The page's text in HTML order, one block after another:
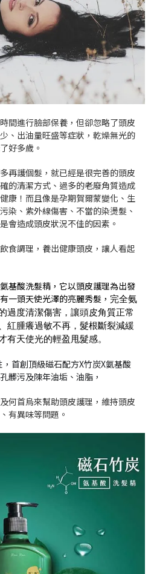
間進行臉部保養，但卻忽略了頭皮
、出油量旺盛等症狀，乾燥無光的
好多歲。
再護個髮，就已經是很完善的頭皮
的清潔方式、過多的老廢角質造成
康！而且像是孕期賀爾蒙變化、生
染、紫外線傷害、不當的染燙髮、
會造成頭皮狀況不佳的因素。
食調理，養出健康頭皮，讓人看起
基酸洗髮精，它以頭皮護理為出發
一頭天使光澤的亮麗秀髮， 完全氨
過度清潔傷害，讓頭皮角質正常
紅腫癢過敏不再，髮根斷裂減緩
有天使光的輕盈甩髮感。
首創頂級磁石配方X竹炭X氨基酸
髒污及陳年油垢、油脂，
何首烏來幫助頭皮護理，維持頭皮
有異味等問題。